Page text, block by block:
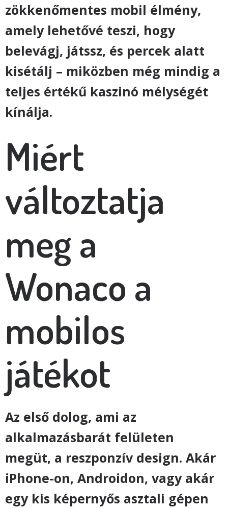
zökkenőmentes mobil élmény,
amely lehetővé teszi, hogy
belevágj, játssz, és percek alatt
kisétálj – miközben még mindig a
teljes értékű kaszinó mélységét
kínálja.
Miért
változtatja
meg a
Wonaco a
mobilos
játékot
Az első dolog, ami az
alkalmazásbarát felületen
megüt, a reszponzív design. Akár
iPhone-on, Androidon, vagy akár
egy kis képernyős asztali gépen